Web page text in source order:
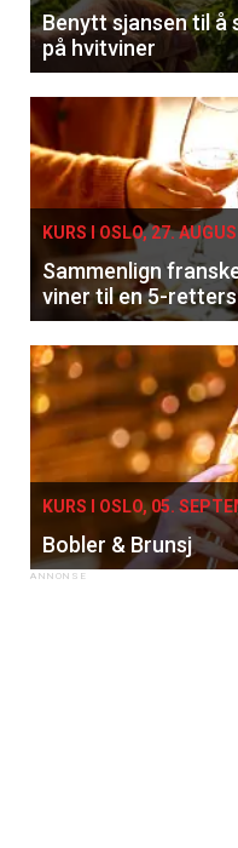
Benytt sjansen til å
på hvitviner
KURS I OSLO, 27.
Sammenlign
viner til en 5-
KURS I OSLO, 05.
Bobler & Brunsj